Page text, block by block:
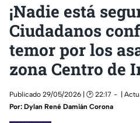
¡Nadie está
Ciudadanos
temor por los
zona Centro de
Publicado 29/05/2026 | 🕑 22:17
|
Por: Dylan René Damián Corona